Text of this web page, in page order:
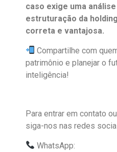
caso exige uma
estruturação da
correta e vantajosa.
Compartilhe com
patrimônio e planejar o
inteligência!
Para entrar em contato
siga-nos nas redes
WhatsApp: